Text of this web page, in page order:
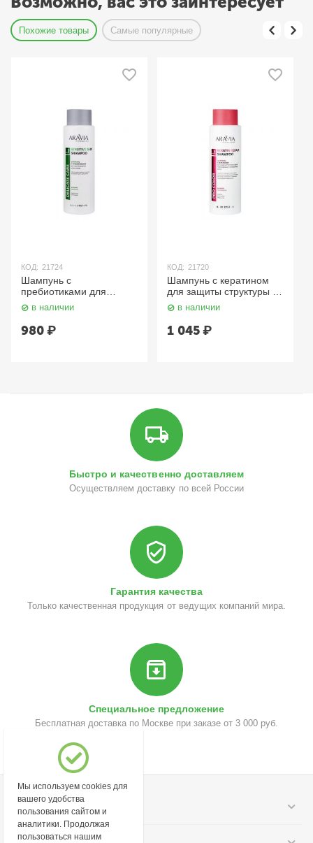
Похожие товары Самые популярные
КОД: 21724
Шампунь с
пребиотиками для
чувствительной кожи
головы 400 мл Aravia
в наличии
980₽
КОД: 21720
Шампунь с кератином
для защиты структуры и
цвета поврежденных и
окрашенных волос 400
мл Aravia
в наличии
1 045₽
Быстро и качественно доставляем
Осуществляем доставку по всей России
Гарантия качества
Только качественная продукция от ведущих компаний мира.
Специальное предложение
Бесплатная доставка по Москве при заказе от 3 000 руб.
Моя учетная запись
Мы используем cookies для
вашего удобства
пользования сайтом и
аналитики. Продолжая
пользоваться нашим